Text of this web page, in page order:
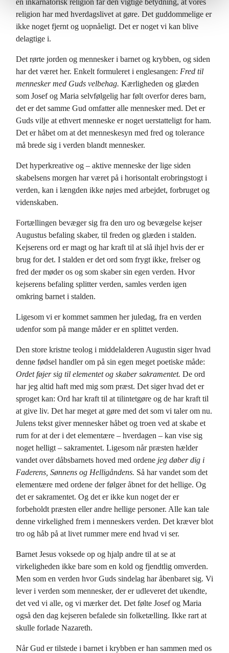
en inkarnatorisk religion får den vigtige betydning, at vores
religion har med hverdagslivet at gøre. Det guddommelige er
ikke noget fjernt og uopnåeligt. Det er noget vi kan blive
delagtige i.
Det rørte jorden og mennesker i barnet og krybben, og siden
har det været her. Enkelt formuleret i englesangen: Fred til
mennesker med Guds velbehag. Kærligheden og glæden
som Josef og Maria selvfølgelig har følt overfor deres barn,
det er det samme Gud omfatter alle mennesker med. Det er
Guds vilje at ethvert menneske er noget uerstatteligt for ham.
Det er håbet om at det menneskesyn med fred og tolerance
må brede sig i verden blandt mennesker.
Det hyperkreative og – aktive menneske der lige siden
skabelsens morgen har været på i horisontalt erobringstogt i
verden, kan i længden ikke nøjes med arbejdet, forbruget og
videnskaben.
Fortællingen bevæger sig fra den uro og bevægelse kejser
Augustus befaling skaber, til freden og glæden i stalden.
Kejserens ord er magt og har kraft til at slå ihjel hvis der er
brug for det. I stalden er det ord som frygt ikke, frelser og
fred der møder os og som skaber sin egen verden. Hvor
kejserens befaling splitter verden, samles verden igen
omkring barnet i stalden.
Ligesom vi er kommet sammen her juledag, fra en verden
udenfor som på mange måder er en splittet verden.
Den store kristne teolog i middelalderen Augustin siger hvad
denne fødsel handler om på sin egen meget poetiske måde:
Ordet føjer sig til elementet og skaber sakramentet. De ord
har jeg altid haft med mig som præst. Det siger hvad det er
sproget kan: Ord har kraft til at tilintetgøre og de har kraft til
at give liv. Det har meget at gøre med det som vi taler om nu.
Julens tekst giver mennesker håbet og troen ved at skabe et
rum for at der i det elementære – hverdagen – kan vise sig
noget helligt – sakramentet. Ligesom når præsten hælder
vandet over dåbsbarnets hoved med ordene jeg døber dig i
Faderens, Sønnens og Helligåndens. Så har vandet som det
elementære med ordene der følger åbnet for det hellige. Og
det er sakramentet. Og det er ikke kun noget der er
forbeholdt præsten eller andre hellige personer. Alle kan tale
denne virkelighed frem i menneskers verden. Det kræver blot
tro og håb på at livet rummer mere end hvad vi ser.
Barnet Jesus voksede op og hjalp andre til at se at
virkeligheden ikke bare som en kold og fjendtlig omverden.
Men som en verden hvor Guds sindelag har åbenbaret sig. Vi
lever i verden som mennesker, der er udleveret det ukendte,
det ved vi alle, og vi mærker det. Det følte Josef og Maria
også den dag kejseren befalede sin folketælling. Ikke rart at
skulle forlade Nazareth.
Når Gud er tilstede i barnet i krybben er han sammen med os